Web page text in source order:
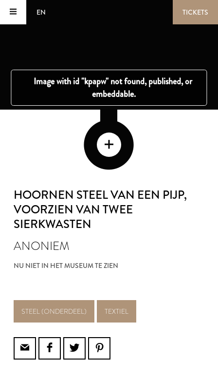
EN TICKETS
HOORNEN STEEL VAN EEN PIJP,
VOORZIEN VAN TWEE
SIERKWASTEN
ANONIEM
NU NIET IN HET MUSEUM TE ZIEN
STEEL (ONDERDEEL) TEXTIEL